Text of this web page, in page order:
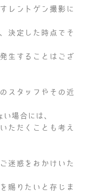
レントゲン撮影に
決定した時点でそ
生することはござ
スタッフやその近
場合には、
ただくことも考え
迷惑をおかけいた
賜りたいと存じま